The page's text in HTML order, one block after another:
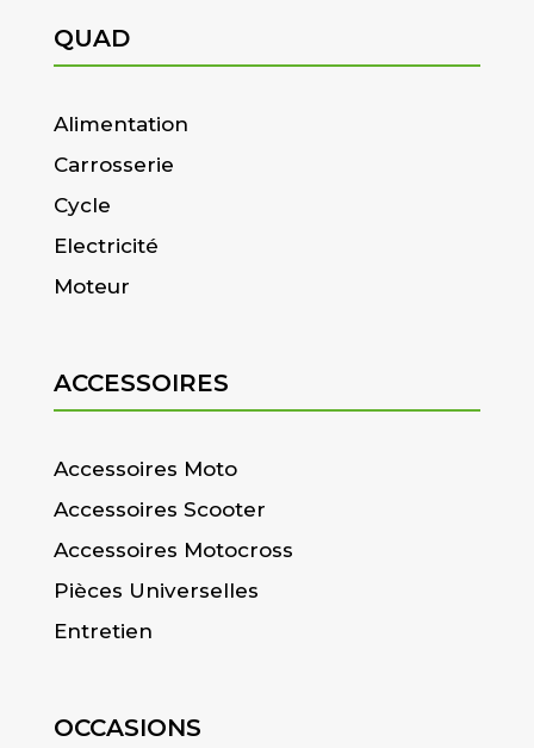
QUAD
Alimentation
Carrosserie
Cycle
Electricité
Moteur
ACCESSOIRES
Accessoires Moto
Accessoires Scooter
Accessoires Motocross
Pièces Universelles
Entretien
OCCASIONS